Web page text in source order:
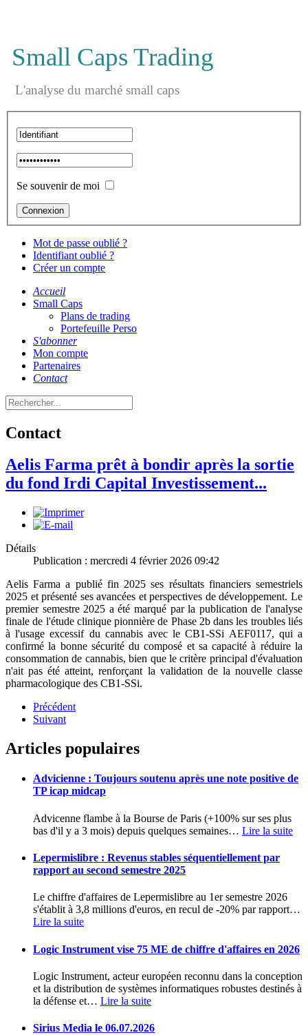
Small Caps Trading
L'analyse du marché small caps
Se souvenir de moi
Mot de passe oublié ?
Identifiant oublié ?
Créer un compte
Accueil
Small Caps
Plans de trading
Portefeuille Perso
S'abonner
Mon compte
Partenaires
Contact
Contact
Aelis Farma prêt à bondir après la sortie
du fond Irdi Capital Investissement...
Détails
Publication : mercredi 4 février 2026 09:42
Aelis Farma a publié fin 2025 ses résultats financiers semestriels
2025 et présenté ses avancées et perspectives de développement. Le
premier semestre 2025 a été marqué par la publication de l'analyse
finale de l'étude clinique pionnière de Phase 2b dans les troubles liés
à l'usage excessif du cannabis avec le CB1-SSi AEF0117, qui a
confirmé la bonne sécurité du composé et sa capacité à réduire la
consommation de cannabis, bien que le critère principal d'évaluation
n'ait pas été atteint, renforçant la validation de la nouvelle classe
pharmacologique des CB1-SSi.
Précédent
Suivant
Articles populaires
Advicienne : Toujours soutenu après une note positive de
TP icap midcap
Advicenne flambe à la Bourse de Paris (+100% sur ses plus
bas d'il y a 3 mois) depuis quelques semaines… Lire la suite
Lepermislibre : Revenus stables séquentiellement par
rapport au second semestre 2025
Le chiffre d'affaires de Lepermislibre au 1er semestre 2026
s'établit à 3,8 millions d'euros, en recul de -20% par rapport…
Lire la suite
Logic Instrument vise 75 ME de chiffre d'affaires en 2026
Logic Instrument, acteur européen reconnu dans la conception
et la distribution de systèmes informatiques robustes destinés à
la défense et… Lire la suite
Sirius Media le 06.07.2026